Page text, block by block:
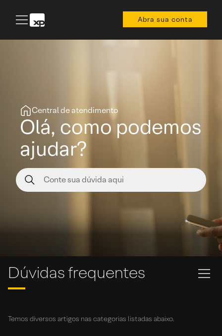
Abra sua conta
Central de atendimento
Olá, como podemos
ajudar?
Dúvidas frequentes
Temos diversos artigos nas categorias listadas abaixo.